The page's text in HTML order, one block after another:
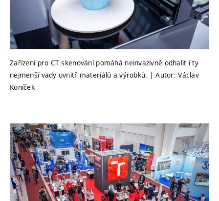
Zařízení pro CT skenování pomáhá neinvazivně odhalit i ty
nejmenší vady uvnitř materiálů a výrobků. | Autor: Václav
Koníček